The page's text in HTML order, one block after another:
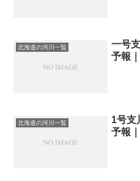
北海道の河川一覧
一号
予報
北海道の河川一覧
1号支
予報